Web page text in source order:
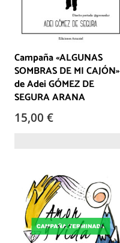
Campaña «ALGUNAS
SOMBRAS DE MI CAJÓN»
de Adei GÓMEZ DE
SEGURA ARANA
15,00 €